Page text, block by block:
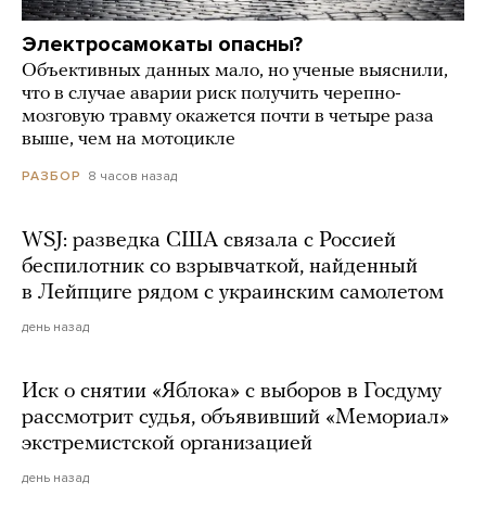
Электросамокаты опасны?
Объективных данных мало, но ученые выяснили,
что в случае аварии риск получить черепно-
мозговую травму окажется почти в четыре раза
выше, чем на мотоцикле
РАЗБОР 8 часов назад
WSJ: разведка США связала с Россией
беспилотник со взрывчаткой, найденный
в Лейпциге рядом с украинским самолетом
день назад
Иск о снятии «Яблока» с выборов в Госдуму
рассмотрит судья, объявивший «Мемориал»
экстремистской организацией
день назад